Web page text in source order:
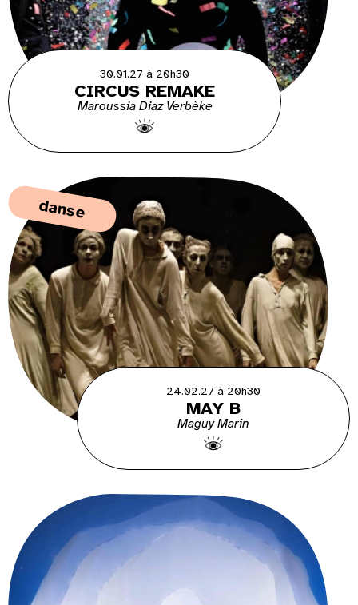
30.01.27 à 20h30
CIRCUS REMAKE
Maroussia Diaz Verbèke
danse
24.02.27 à 20h30
MAY B
Maguy Marin